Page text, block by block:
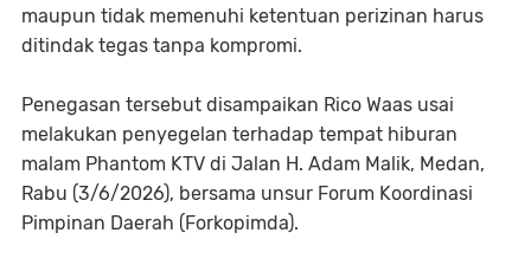
maupun tidak memenuhi ketentuan perizinan harus
ditindak tegas tanpa kompromi.
Penegasan tersebut disampaikan Rico Waas usai
melakukan penyegelan terhadap tempat hiburan
malam Phantom KTV di Jalan H. Adam Malik, Medan,
Rabu (3/6/2026), bersama unsur Forum Koordinasi
Pimpinan Daerah (Forkopimda).